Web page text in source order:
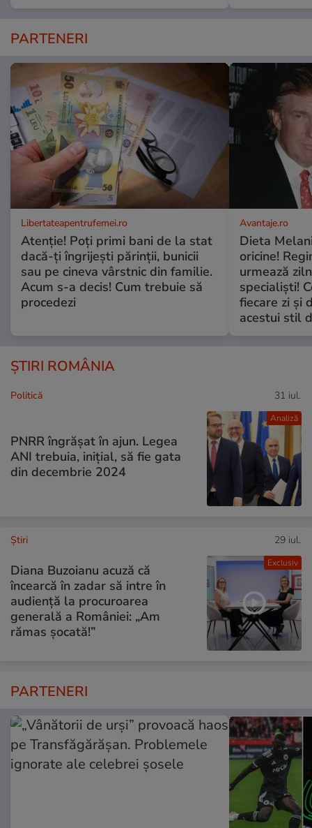
PARTENERI
Libertateapentrufemei.ro
Atenție! Poți primi bani de la stat
dacă-ți îngrijești părinții, bunicii
sau pe cineva vârstnic din familie.
Acum s-a decis! Cum trebuie să
procedezi
Avantaje.ro
Dieta
oricine!
urmează
specialiști!
fiecare zi și
acestui stil
ȘTIRI ROMÂNIA
Analiză
Politică 31 iul.
PNRR îngrășat în ajun. Legea
ANI trebuia, inițial, să fie gata
din decembrie 2024
Exclusiv
Ştiri 29 iul.
Diana Buzoianu acuză că
încearcă în zadar să intre în
audiență la procuroarea
generală a României: „Am
rămas șocată!”
PARTENERI